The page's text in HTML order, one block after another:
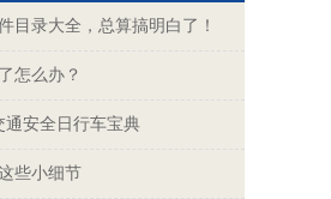
目录大全，总算搞明白了！
怎么办？
通安全日行车宝典
些小细节